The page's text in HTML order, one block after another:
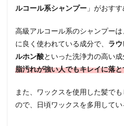
ルコール系シャンプー 」がおすす
高級アルコール系のシャンプー
に良く使われている成分で、 ラ
ルホン酸といった洗浄力の高い成
脂汚れが強い人でもキレイに落
また、ワックスを使用した髪で
ので、日頃ワックスを多用してい